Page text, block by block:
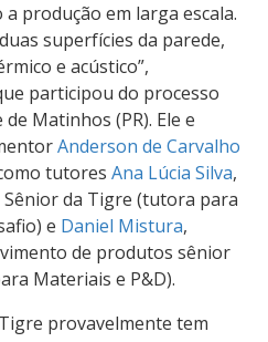
produção em larga escala.
superfícies da parede,
e acústico”,
participou do processo
Matinhos (PR). Ele e
Anderson de Carvalho
tutores Ana Lúcia Silva,
da Tigre (tutora para
e Daniel Mistura,
de produtos sênior
Materiais e P&D).
provavelmente tem